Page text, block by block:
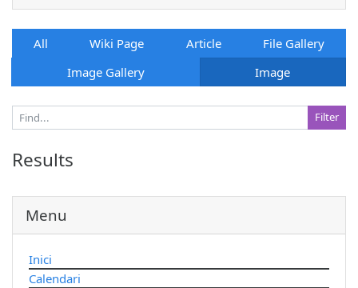
All Wiki Page Article
File Gallery
Image Gallery
Image
Results
Menu
Inici
Calendari